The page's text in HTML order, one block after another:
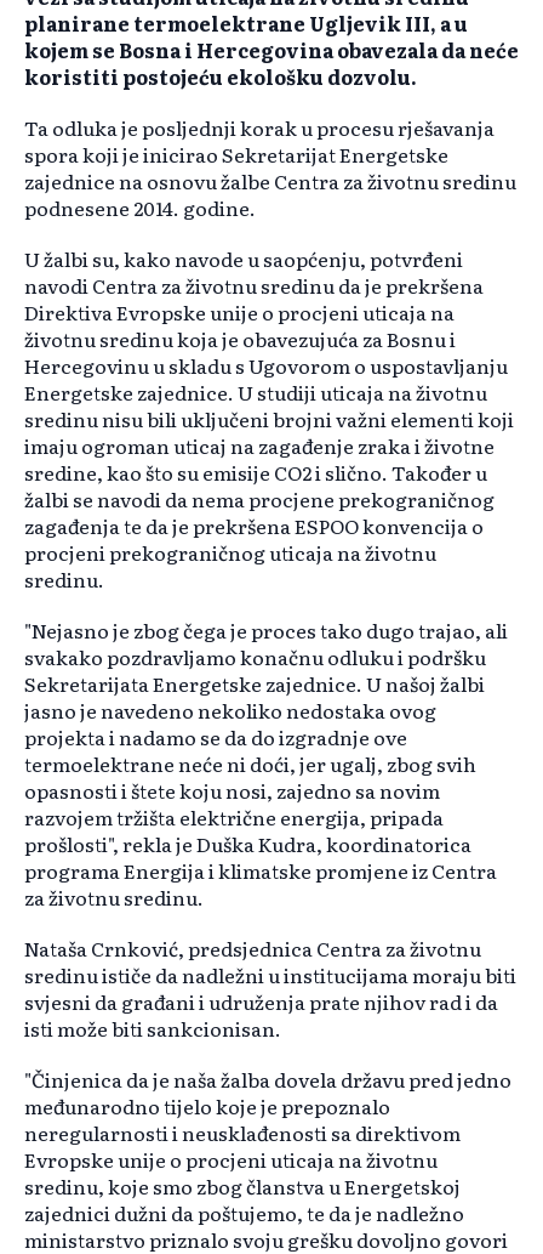
planirane termoelektrane Ugljevik III, a u
kojem se Bosna i Hercegovina obavezala da neće
koristiti postojeću ekološku dozvolu.
Ta odluka je posljednji korak u procesu rješavanja
spora koji je inicirao Sekretarijat Energetske
zajednice na osnovu žalbe Centra za životnu sredinu
podnesene 2014. godine.
U žalbi su, kako navode u saopćenju, potvrđeni
navodi Centra za životnu sredinu da je prekršena
Direktiva Evropske unije o procjeni uticaja na
životnu sredinu koja je obavezujuća za Bosnu i
Hercegovinu u skladu s Ugovorom o uspostavljanju
Energetske zajednice. U studiji uticaja na životnu
sredinu nisu bili uključeni brojni važni elementi koji
imaju ogroman uticaj na zagađenje zraka i životne
sredine, kao što su emisije CO2 i slično. Također u
žalbi se navodi da nema procjene prekograničnog
zagađenja te da je prekršena ESPOO konvencija o
procjeni prekograničnog uticaja na životnu
sredinu.
"Nejasno je zbog čega je proces tako dugo trajao, ali
svakako pozdravljamo konačnu odluku i podršku
Sekretarijata Energetske zajednice. U našoj žalbi
jasno je navedeno nekoliko nedostaka ovog
projekta i nadamo se da do izgradnje ove
termoelektrane neće ni doći, jer ugalj, zbog svih
opasnosti i štete koju nosi, zajedno sa novim
razvojem tržišta električne energija, pripada
prošlosti", rekla je Duška Kudra, koordinatorica
programa Energija i klimatske promjene iz Centra
za životnu sredinu.
Nataša Crnković, predsjednica Centra za životnu
sredinu ističe da nadležni u institucijama moraju biti
svjesni da građani i udruženja prate njihov rad i da
isti može biti sankcionisan.
"Činjenica da je naša žalba dovela državu pred jedno
međunarodno tijelo koje je prepoznalo
neregularnosti i neusklađenosti sa direktivom
Evropske unije o procjeni uticaja na životnu
sredinu, koje smo zbog članstva u Energetskoj
zajednici dužni da poštujemo, te da je nadležno
ministarstvo priznalo svoju grešku dovoljno govori